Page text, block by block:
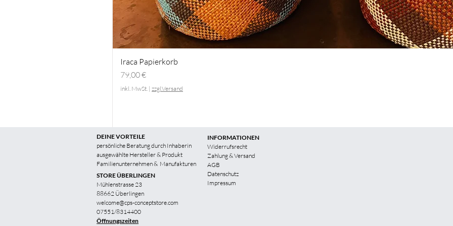
Iraca Papierkorb
Preis
79,00 €
inkl. MwSt. | zzgl.Versand
STORE ÜBERLINGEN
Mühlenstrasse 23
88662 Überlingen
welcome@cps-conceptstore.com
07551/8314400
Öffnungszeiten
DEINE VORTEILE
persönliche Beratung durch Inhaberin
ausgewählte Hersteller & Produkt
Familienunternehmen & Manufakturen
INFORMATIONEN
Widerrufsrecht
Zahlung & Versand
AGB
Datenschutz
Impressum